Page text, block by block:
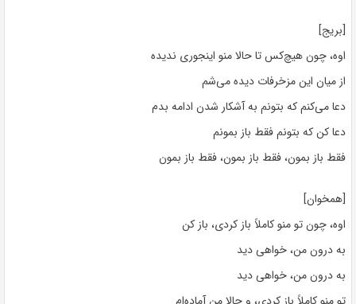
[بریج]
اوه، چون هیچ‌کس تا حالا منو اینجوری ندیده
از میان این مزخرفات دیده می‌شم
دعا می‌کنم که بتونم به آشکار شدن ادامه بدم
دعا کن که بتونم فقط باز بمونم
فقط باز بمون، فقط باز بمون، فقط باز بمون
[همخوان]
اوه، چون تو منو کاملاً باز کردی، باز کن
به درون من، خواهی دید
به درون من، خواهی دید